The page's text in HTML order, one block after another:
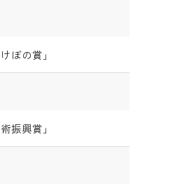
ぼの賞」
振興賞」